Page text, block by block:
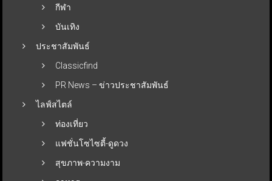
กีฬา
บันเทิง
ประชาสัมพันธ์
Classicfind
PR News – ข่าวประชาสัมพันธ์
ไลฟ์สไตล์
ท่องเที่ยว
แฟชั่นโซไซตี้-ดูดวง
สุขภาพ-ความงาม